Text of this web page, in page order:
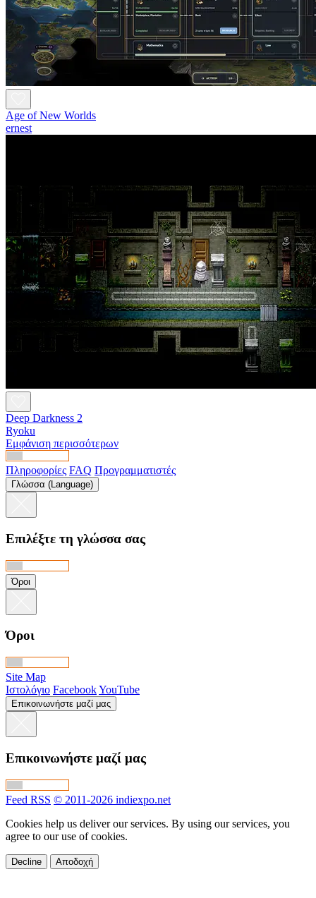
Age of New Worlds
ernest
Deep Darkness 2
Ryoku
Εμφάνιση περισσότερων
Πληροφορίες FAQ Προγραμματιστές
Γλώσσα (Language)
Επιλέξτε τη γλώσσα σας
Όροι
Όροι
Site Map
Ιστολόγιο FacebookYouTube
Επικοινωνήστε μαζί μας
Επικοινωνήστε μαζί μας
Feed RSS © 2011-2026 indiexpo.net
Cookies help us deliver our services. By using our services, you
agree to our use of cookies.
Decline Αποδοχή